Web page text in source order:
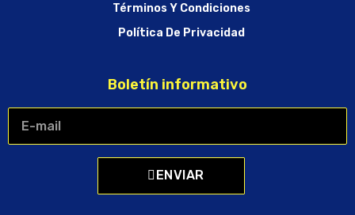
Términos Y Condiciones
Política De Privacidad
Boletín informativo
ENVIAR